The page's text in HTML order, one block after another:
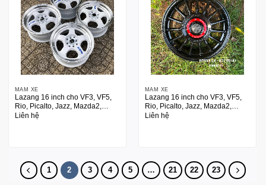
MÂM XE
Lazang 16 inch cho VF3, VF5,
Rio, Picalto, Jazz, Mazda2,
Swith
Liên hệ
MÂM XE
Lazang 16 inch cho VF3, VF5,
Rio, Picalto, Jazz, Mazda2,
Swith
Liên hệ
1 2 3 4 5 … 21 22 23